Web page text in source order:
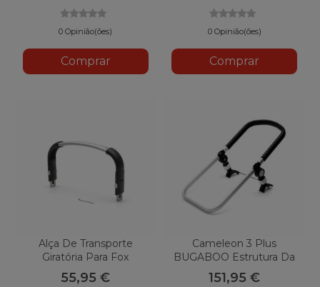
0 Opinião(ões)
Comprar
0 Opinião(ões)
Comprar
Alça De Transporte
Giratória Para Fox
BUGABOO
55,95 €
Cameleon 3 Plus
BUGABOO Estrutura Da
Cadeira
151,95 €